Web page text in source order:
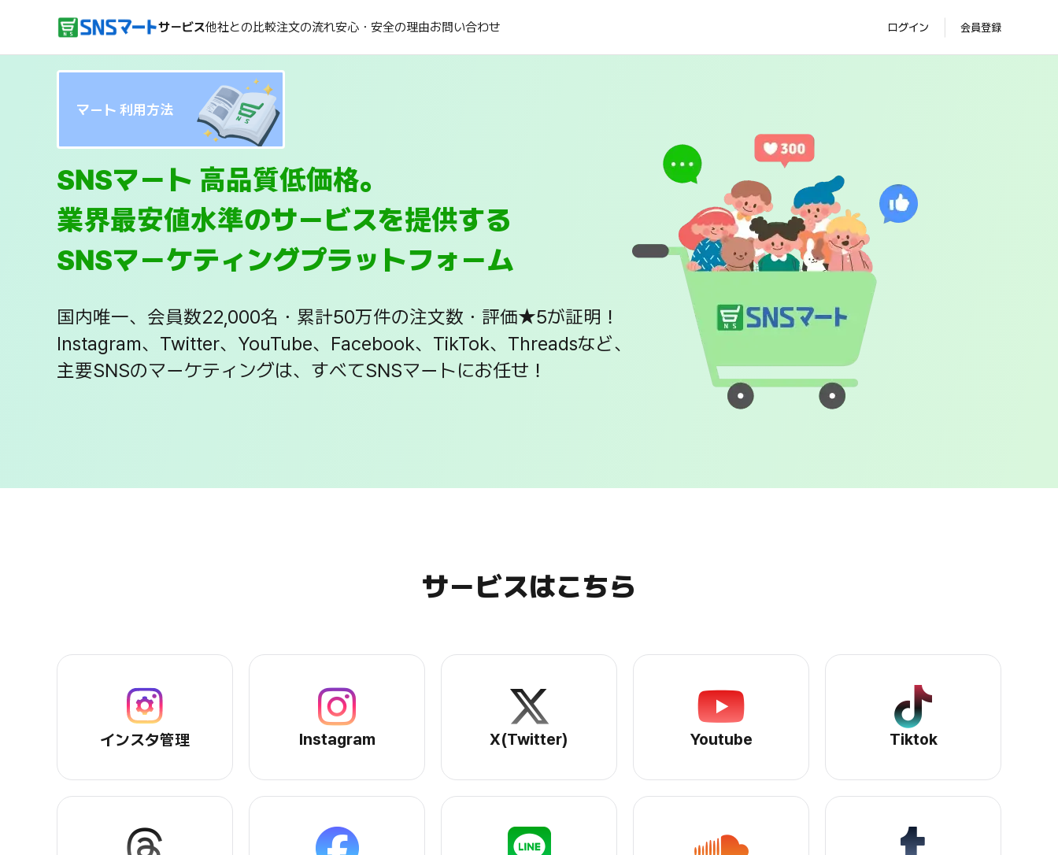
サービス他社との比較注文の流れ安心・安全の理由お問い合わせ ログイン 会員登録
マート 利用方法
SNSマート 高品質低価格。
業界最安値水準のサービスを提供する
SNSマーケティングプラットフォーム
国内唯一、会員数22,000名・累計50万件の注文数・評価★5が証明！
Instagram、Twitter、YouTube、Facebook、TikTok、Threadsなど、
主要SNSのマーケティングは、すべてSNSマートにお任せ！
サービスはこちら
インスタ管理サービスページへ
インスタ管理
Instagramサービスページへ
Instagram
X(Twitter)サービスページへ
X(Twitter)
Youtubeサービスページへ
Youtube
Tiktokサービスページへ
Tiktok